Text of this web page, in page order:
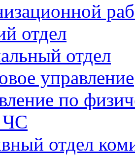
отдел
отдел
управление
по
отдел